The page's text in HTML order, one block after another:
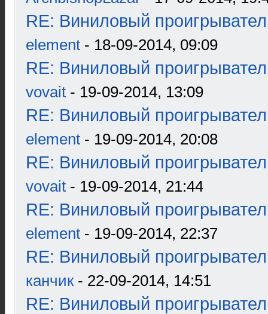
RE: Виниловый
element - 18-09-2014, 09:09
RE: Виниловый
vovait - 19-09-2014, 13:09
RE: Виниловый
element - 19-09-2014, 20:08
RE: Виниловый
vovait - 19-09-2014, 21:44
RE: Виниловый
element - 19-09-2014, 22:37
RE: Виниловый
канчик- 22-09-2014, 14:51
RE: Виниловый